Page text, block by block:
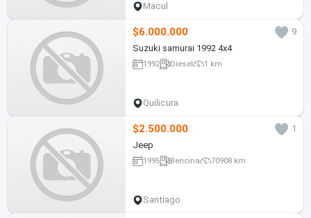
Macul
$6.000.000
9
Suzuki samurai 1992 4x4
1992 Diesel 1 km
Quilicura
$2.500.000
1
Jeep
1995 Bencina 70908 km
Santiago